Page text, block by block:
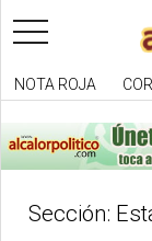
toggle
navigation
NOTA ROJA
Sección: